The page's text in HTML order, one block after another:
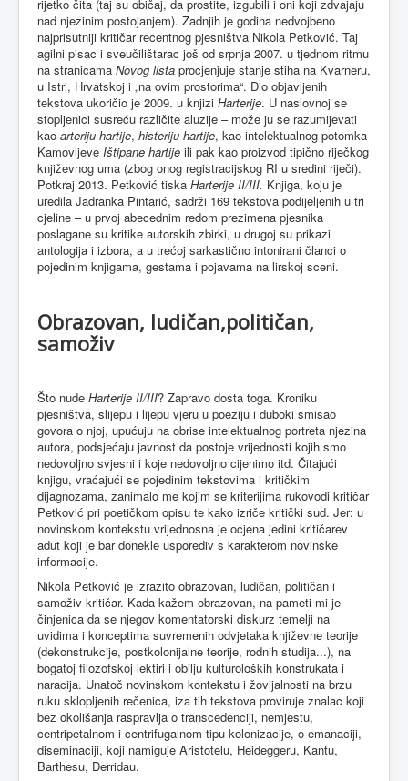
rijetko čita (taj su običaj, da prostite, izgubili i oni koji zdvajaju
nad njezinim postojanjem). Zadnjih je godina nedvojbeno
najprisutniji kritičar recentnog pjesništva Nikola Petković. Taj
agilni pisac i sveučilištarac još od srpnja 2007. u tjednom ritmu
na stranicama Novog lista procjenjuje stanje stiha na Kvarneru,
u Istri, Hrvatskoj i „na ovim prostorima“. Dio objavljenih
tekstova ukoričio je 2009. u knjizi Harterije. U naslovnoj se
stopljenici susreću različite aluzije – može ju se razumijevati
kao arteriju hartije, histeriju hartije, kao intelektualnog potomka
Kamovljeve Ištipane hartije ili pak kao proizvod tipično riječkog
književnog uma (zbog onog registracijskog RI u sredini riječi).
Potkraj 2013. Petković tiska Harterije II/III. Knjiga, koju je
uredila Jadranka Pintarić, sadrži 169 tekstova podijeljenih u tri
cjeline – u prvoj abecednim redom prezimena pjesnika
poslagane su kritike autorskih zbirki, u drugoj su prikazi
antologija i izbora, a u trećoj sarkastično intonirani članci o
pojedinim knjigama, gestama i pojavama na lirskoj sceni.
Obrazovan, ludičan,političan,
samoživ
Što nude Harterije II/III? Zapravo dosta toga. Kroniku
pjesništva, slijepu i lijepu vjeru u poeziju i duboki smisao
govora o njoj, upućuju na obrise intelektualnog portreta njezina
autora, podsjećaju javnost da postoje vrijednosti kojih smo
nedovoljno svjesni i koje nedovoljno cijenimo itd. Čitajući
knjigu, vraćajući se pojedinim tekstovima i kritičkim
dijagnozama, zanimalo me kojim se kriterijima rukovodi kritičar
Petković pri poetičkom opisu te kako izriče kritički sud. Jer: u
novinskom kontekstu vrijednosna je ocjena jedini kritičarev
adut koji je bar donekle usporediv s karakterom novinske
informacije.
Nikola Petković je izrazito obrazovan, ludičan, političan i
samoživ kritičar. Kada kažem obrazovan, na pameti mi je
činjenica da se njegov komentatorski diskurz temelji na
uvidima i konceptima suvremenih odvjetaka književne teorije
(dekonstrukcije, postkolonijalne teorije, rodnih studija...), na
bogatoj filozofskoj lektiri i obilju kulturoloških konstrukata i
naracija. Unatoč novinskom kontekstu i žovijalnosti na brzu
ruku sklopljenih rečenica, iza tih tekstova proviruje znalac koji
bez okolišanja raspravlja o transcedenciji, nemjestu,
centripetalnom i centrifugalnom tipu kolonizacije, o emanaciji,
diseminaciji, koji namiguje Aristotelu, Heideggeru, Kantu,
Barthesu, Derridau.